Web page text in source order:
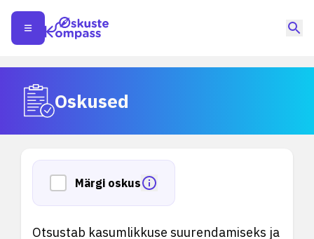
Oskused
Märgi oskus
Otsustab kasumlikkuse suurendamiseks ja